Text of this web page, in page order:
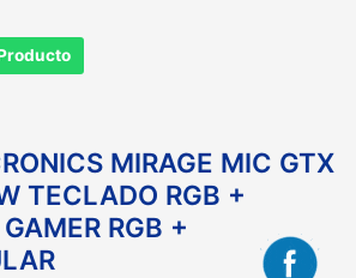
MIRAGE MIC GTX
TECLADO RGB +
RGB +